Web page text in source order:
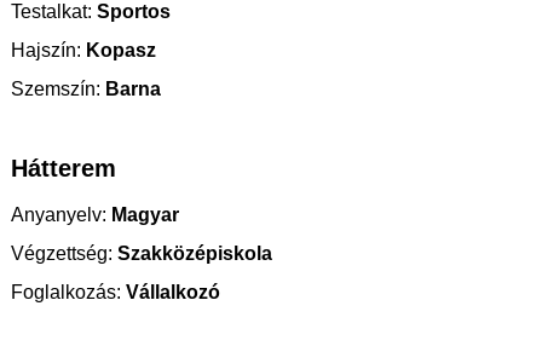
Testalkat: Sportos
Hajszín: Kopasz
Szemszín: Barna
Hátterem
Anyanyelv: Magyar
Végzettség: Szakközépiskola
Foglalkozás: Vállalkozó